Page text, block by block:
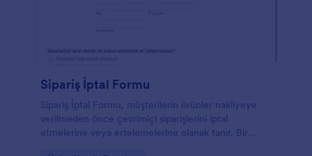
Sipariş İptal Formu
Sipariş İptal Formu, müşterilerin ürünler nakliyeye
verilmeden önce çevrimiçi siparişlerini iptal
etmelerine veya ertelemelerine olanak tanır. Bir